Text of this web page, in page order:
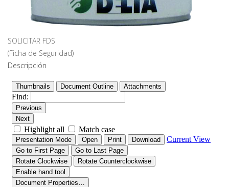
SOLICITAR FDS
(Ficha de Seguridad)
Descripción